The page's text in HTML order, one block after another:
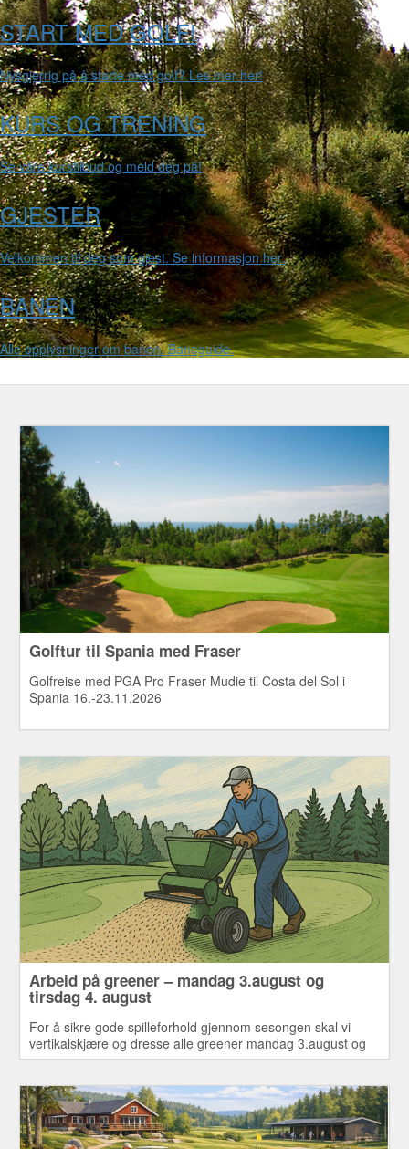
START MED GOLF!
Nysgjerrig på å starte med golf? Les mer her!
KURS OG TRENING
Se våre kurstilbud og meld deg på!
GJESTER
Velkommen til deg som gjest. Se informasjon her.
BANEN
Alle opplysninger om banen. Baneguide.
Golftur til Spania med Fraser
Golfreise med PGA Pro Fraser Mudie til Costa del Sol i
Spania 16.-23.11.2026
Arbeid på greener – mandag 3.august og
tirsdag 4. august
For å sikre gode spilleforhold gjennom sesongen skal vi
vertikalskjære og dresse alle greener mandag 3.august og
tirsdag 4. august.